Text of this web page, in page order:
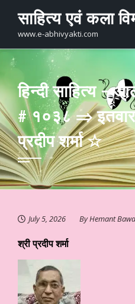
content
साहित्य एवं कला
www.e-abhivyakti.com
हिन्दी साहित्य
# १०३८ ⇒
प्रदीप शर्मा ☆
July 5, 2026 ByHemant
श्री प्रदीप शर्मा